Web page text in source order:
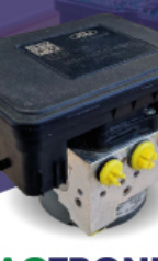
2012
index.php/
di-400-milioni-di-